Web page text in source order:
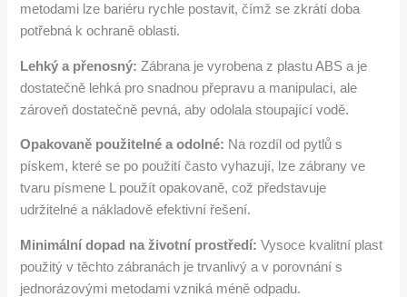
metodami lze bariéru rychle postavit, čímž se zkrátí doba
potřebná k ochraně oblasti.
Lehký a přenosný: Zábrana je vyrobena z plastu ABS a je
dostatečně lehká pro snadnou přepravu a manipulaci, ale
zároveň dostatečně pevná, aby odolala stoupající vodě.
Opakovaně použitelné a odolné: Na rozdíl od pytlů s
pískem, které se po použití často vyhazují, lze zábrany ve
tvaru písmene L použít opakovaně, což představuje
udržitelné a nákladově efektivní řešení.
Minimální dopad na životní prostředí: Vysoce kvalitní plast
použitý v těchto zábranách je trvanlivý a v porovnání s
jednorázovými metodami vzniká méně odpadu.